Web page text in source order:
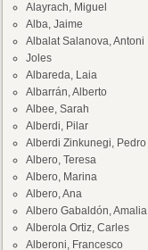
Alayrach, Miguel
Alba, Jaime
Albalat Salanova, Antoni
Joles
Albareda, Laia
Albarrán, Alberto
Albee, Sarah
Alberdi, Pilar
Alberdi Zinkunegi, Pedro
Albero, Teresa
Albero, Marina
Albero, Ana
Albero Gabaldón, Amalia
Alberola Ortiz, Carles
Alberoni, Francesco